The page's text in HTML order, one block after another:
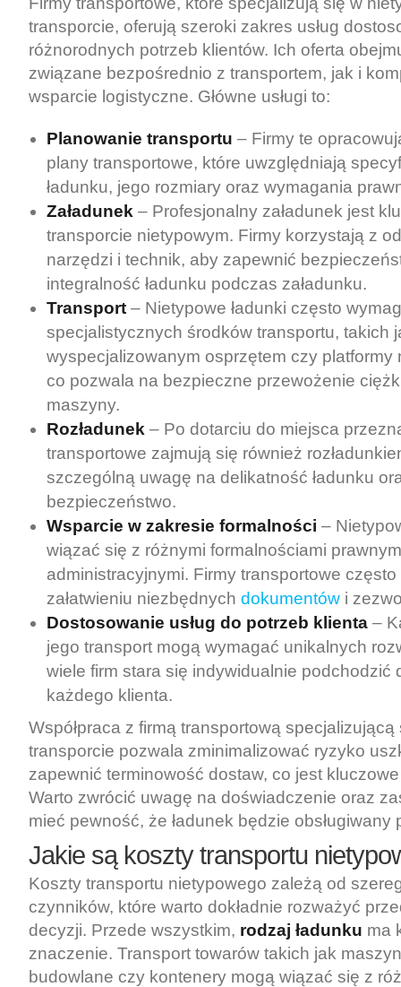
transporcie, oferują szeroki zakres usług
różnorodnych potrzeb klientów. Ich oferta
związane bezpośrednio z transportem, jak i
wsparcie logistyczne. Główne usługi to:
Planowanie transportu – Firmy te
plany transportowe, które uwzględniają
ładunku, jego rozmiary oraz wymagania
Załadunek – Profesjonalny załadunek jest
transporcie nietypowym. Firmy korzystają z
narzędzi i technik, aby zapewnić
integralność ładunku podczas załadunku.
Transport – Nietypowe ładunki często
specjalistycznych środków transportu, takich
wyspecjalizowanym osprzętem czy platformy
co pozwala na bezpieczne przewożenie
maszyny.
Rozładunek – Po dotarciu do miejsca
transportowe zajmują się również
szczególną uwagę na delikatność ładunku
bezpieczeństwo.
Wsparcie w zakresie formalności –
wiązać się z różnymi formalnościami
administracyjnymi. Firmy transportowe
załatwieniu niezbędnych dokumentów i
Dostosowanie usług do potrzeb klienta –
jego transport mogą wymagać unikalnych
wiele firm stara się indywidualnie podchodzić
każdego klienta.
Współpraca z firmą transportową
transporcie pozwala zminimalizować ryzyko
zapewnić terminowość dostaw, co jest
Warto zwrócić uwagę na doświadczenie oraz
mieć pewność, że ładunek będzie obsługiwany
Jakie są koszty transportu
Koszty transportu nietypowego zależą od
czynników, które warto dokładnie rozważyć
decyzji. Przede wszystkim, rodzaj ładunku ma
znaczenie. Transport towarów takich jak
budowlane czy kontenery mogą wiązać się z